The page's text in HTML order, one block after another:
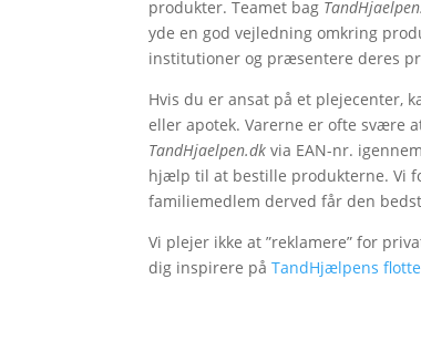
produkter. Teamet bag
yde en god vejledning omkring
institutioner og præsentere deres
Hvis du er ansat på et plejecenter,
eller apotek. Varerne er ofte svære
TandHjaelpen.dk via EAN-nr.
hjælp til at bestille produkterne. Vi
familiemedlem derved får den
Vi plejer ikke at ”reklamere” for
dig inspirere påTandHjælpens